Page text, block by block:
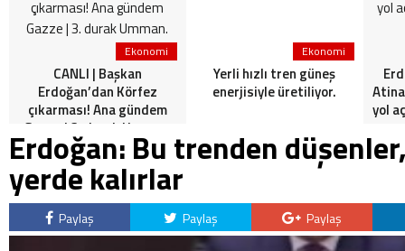
Ekonomi
CANLI | Başkan
Erdoğan’dan Körfez
çıkarması! Ana gündem
Gazze | 3. durak Umman.
Ekonomi
Yerli hızlı tren güneş
enerjisiyle üretiliyor.
yol
Erdoğan: Bu trenden
yerde kalırlar
Paylaş Paylaş Paylaş